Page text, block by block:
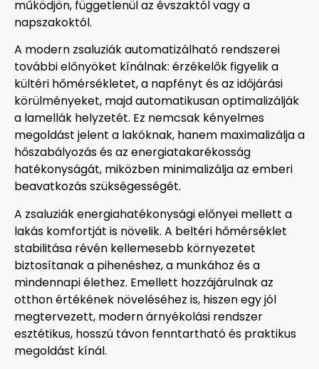
működjön, függetlenül az évszaktól vagy a
napszakoktól.
A modern zsaluziák automatizálható rendszerei
további előnyöket kínálnak: érzékelők figyelik a
kültéri hőmérsékletet, a napfényt és az időjárási
körülményeket, majd automatikusan optimalizálják
a lamellák helyzetét. Ez nemcsak kényelmes
megoldást jelent a lakóknak, hanem maximalizálja a
hőszabályozás és az energiatakarékosság
hatékonyságát, miközben minimalizálja az emberi
beavatkozás szükségességét.
A zsaluziák energiahatékonysági előnyei mellett a
lakás komfortját is növelik. A beltéri hőmérséklet
stabilitása révén kellemesebb környezetet
biztosítanak a pihenéshez, a munkához és a
mindennapi élethez. Emellett hozzájárulnak az
otthon értékének növeléséhez is, hiszen egy jól
megtervezett, modern árnyékolási rendszer
esztétikus, hosszú távon fenntartható és praktikus
megoldást kínál.